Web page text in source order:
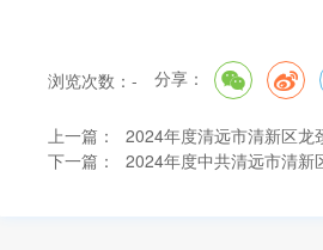
浏览次数： - 分享：
上一篇：
2024年度清远市清新区龙
下一篇：
2024年度中共清远市清新